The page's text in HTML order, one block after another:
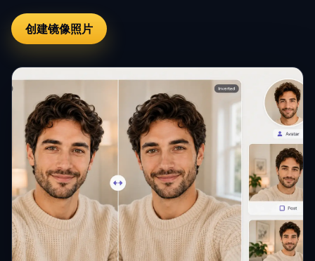
创建镜像照片